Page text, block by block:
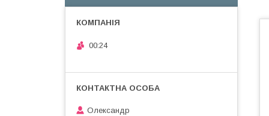
00:24
Олександр